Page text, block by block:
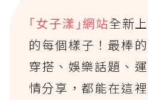
｢女子漾｣網站全新
的每個樣子！最棒
穿搭、娛樂話題、
情分享，都能在這